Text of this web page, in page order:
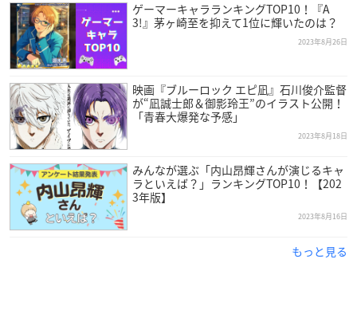
ゲーマーキャラランキングTOP10！『A
3!』茅ヶ崎至を抑えて1位に輝いたのは？
2023年8月26日
映画『ブルーロック エピ凪』石川俊介監督
が“凪誠士郎＆御影玲王”のイラスト公開！
「青春大爆発な予感」
2023年8月18日
みんなが選ぶ「内山昂輝さんが演じるキャ
ラといえば？」ランキングTOP10！【202
3年版】
2023年8月16日
もっと見る